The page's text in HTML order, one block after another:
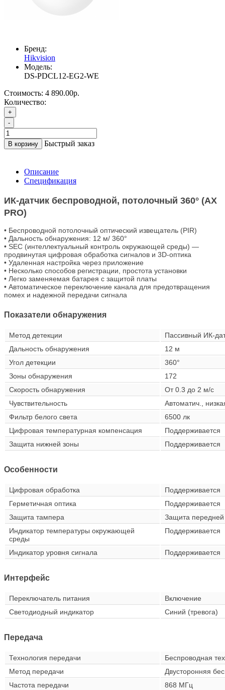
Бренд:
Hikvision
Модель:
DS-PDCL12-EG2-WE
Стоимость: 4 890.00р.
Количество:
+
-
В корзину Быстрый заказ
Описание
Спецификация
ИК-датчик беспроводной, потолочный 360° (AX
PRO)
• Беспроводной потолочный оптический извещатель (PIR)
• Дальность обнаружения: 12 м/ 360°
• SEC (интеллектуальный контроль окружающей среды) —
продвинутая цифровая обработка сигналов и 3D-оптика
• Удаленная настройка через приложение
• Несколько способов регистрации, простота установки
• Легко заменяемая батарея с защитой платы
• Автоматическое переключение канала для предотвращения
помех и надежной передачи сигнала
Показатели обнаружения
Метод детекции
Пассивный ИК-
Дальность обнаружения
12 м
Угол детекции
360°
Зоны обнаружения
172
Скорость обнаружения
От 0.3 до 2 м/с
Чувствительность
Автоматич.,
Фильтр белого света
6500 лк
Цифровая температурная компенсация
Поддерживается
Защита нижней зоны
Поддерживается
Особенности
Цифровая обработка
Поддерживается
Герметичная оптика
Поддерживается
Защита тампера
Защита
Индикатор температуры окружающей
среды
Поддерживается
Индикатор уровня сигнала Поддерживается
Интерфейс
Переключатель питания
Включение
Светодиодный индикатор
Синий (тревога)
Передача
Технология передачи
Беспроводная
Метод передачи
Двусторонняя
Частота передачи
868 МГц